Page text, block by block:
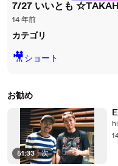
7/27 いいとも
14 年前
カテゴリ
🎥ショート
お勧め
51:33 | 次